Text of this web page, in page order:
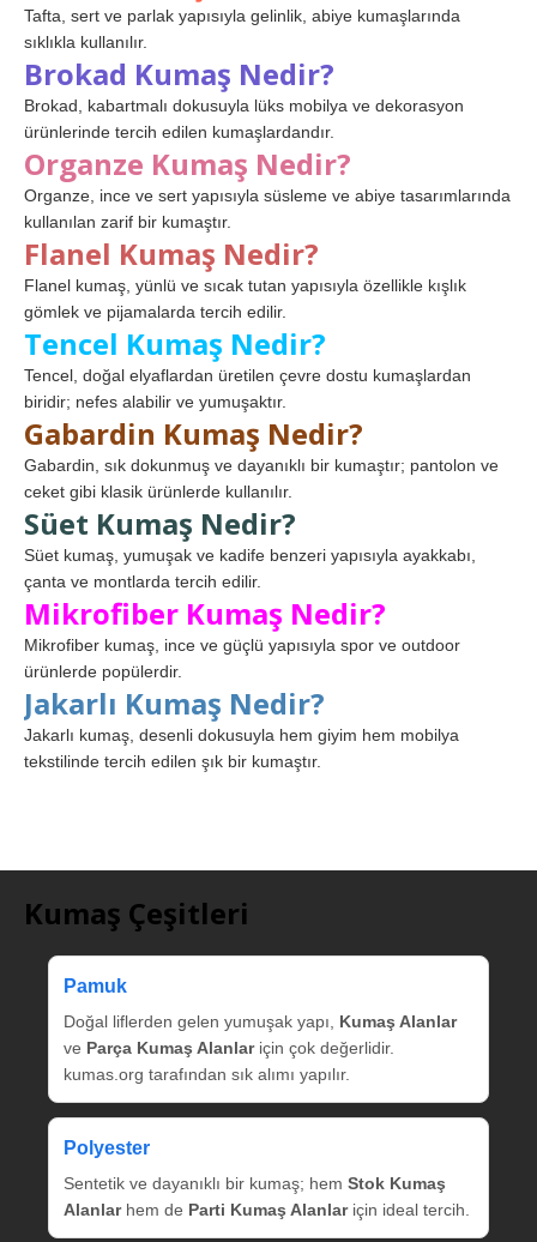
Tafta, sert ve parlak yapısıyla gelinlik, abiye kumaşlarında
sıklıkla kullanılır.
Brokad Kumaş Nedir?
Brokad, kabartmalı dokusuyla lüks mobilya ve dekorasyon
ürünlerinde tercih edilen kumaşlardandır.
Organze Kumaş Nedir?
Organze, ince ve sert yapısıyla süsleme ve abiye tasarımlarında
kullanılan zarif bir kumaştır.
Flanel Kumaş Nedir?
Flanel kumaş, yünlü ve sıcak tutan yapısıyla özellikle kışlık
gömlek ve pijamalarda tercih edilir.
Tencel Kumaş Nedir?
Tencel, doğal elyaflardan üretilen çevre dostu kumaşlardan
biridir; nefes alabilir ve yumuşaktır.
Gabardin Kumaş Nedir?
Gabardin, sık dokunmuş ve dayanıklı bir kumaştır; pantolon ve
ceket gibi klasik ürünlerde kullanılır.
Süet Kumaş Nedir?
Süet kumaş, yumuşak ve kadife benzeri yapısıyla ayakkabı,
çanta ve montlarda tercih edilir.
Mikrofiber Kumaş Nedir?
Mikrofiber kumaş, ince ve güçlü yapısıyla spor ve outdoor
ürünlerde popülerdir.
Jakarlı Kumaş Nedir?
Jakarlı kumaş, desenli dokusuyla hem giyim hem mobilya
tekstilinde tercih edilen şık bir kumaştır.
Kumaş Çeşitleri
Pamuk
Doğal liflerden gelen yumuşak yapı, Kumaş Alanlar
ve Parça Kumaş Alanlariçin çok değerlidir.
kumas.org tarafından sık alımı yapılır.
Polyester
Sentetik ve dayanıklı bir kumaş; hem Stok Kumaş
Alanlarhem de Parti Kumaş Alanlariçin ideal tercih.